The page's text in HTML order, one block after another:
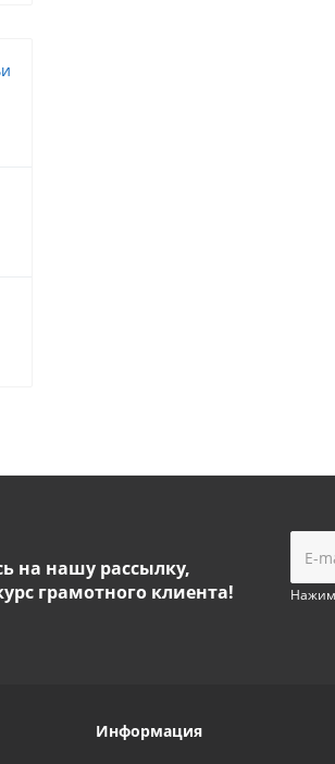
на нашу рассылку,
грамотного клиента!
Информация